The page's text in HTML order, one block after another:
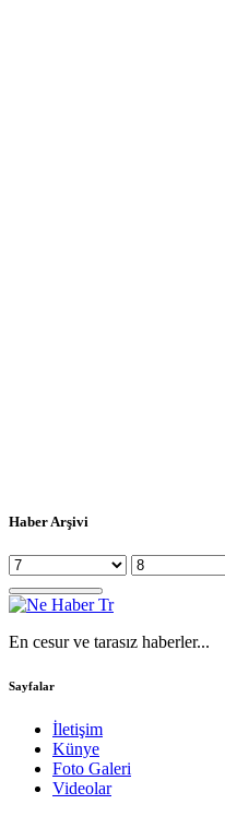
Haber Arşivi
En cesur ve tarasız haberler...
Sayfalar
İletişim
Künye
Foto Galeri
Videolar